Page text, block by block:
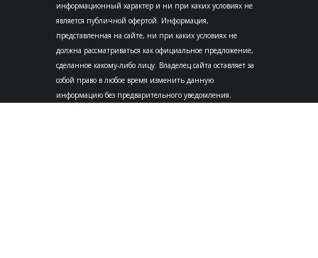
информационный характер и ни при каких условиях не
является публичной офертой. Информация,
представленная на сайте, ни при каких условиях не
должна рассматриваться как официальное предложение,
сделанное какому-либо лицу. Владелец сайта оставляет за
собой право в любое время изменить данную
информацию без предварительного уведомления.